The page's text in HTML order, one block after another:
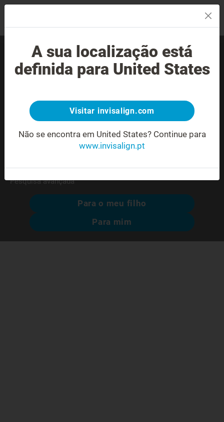
Encontre um Invisalign®
provider experiente perto
de si.
Morada não reconhecida ou ambígua.
Pesquisa avançada
Para o meu filho
Para mim
A sua localização está
definida para United States
Visitar invisalign.com
Não se encontra em United States? Continue para
www.invisalign.pt